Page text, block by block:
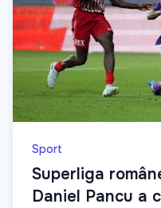
Sport
Superliga
Daniel Pancu a